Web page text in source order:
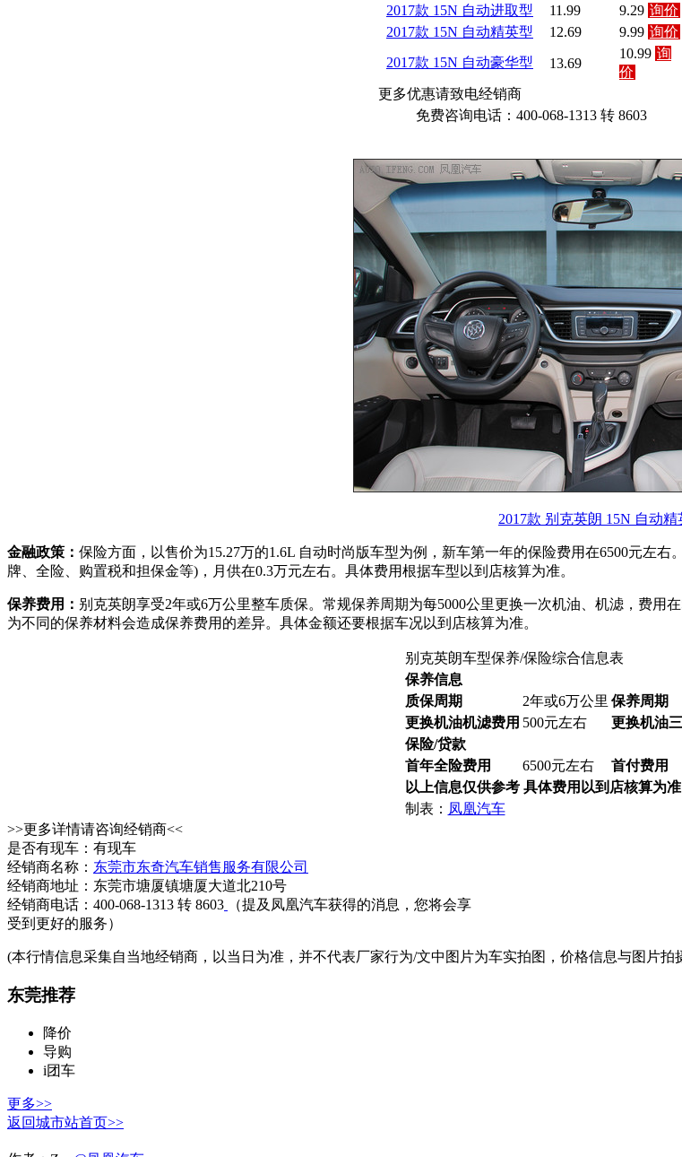
2017款 15N 自动进取型
11.99 9.29 询价
2017款 15N 自动精英型
12.69 9.99 询价
2017款 15N 自动豪华型
13.69
10.99 询
价
更多优惠请致电经销商
免费咨询电话：400-068-1313 转 8603
2017款 别克英朗 15N 自动精
金融政策： 保险方面，以售价为15.27万的1.6L 自动时尚版车型为例，新车第一年的保险费用在6500元左
牌、全险、购置税和担保金等)，月供在0.3万元左右。具体费用根据车型以到店核算为准。
保养费用： 别克英朗享受2年或6万公里整车质保。常规保养周期为每5000公里更换一次机油、机滤，费用
为不同的保养材料会造成保养费用的差异。具体金额还要根据车况以到店核算为准。
别克英朗车型保养/保险综合信息表
保养信息
质保周期
2年或6万公里 保养周期
更换机油机滤费用 500元左右 更换机油
保险/贷款
首年全险费用
6500元左右 首付费用
以上信息仅供参考 具体费用以到店核算为准
制表： 凤凰汽车
>>更多详情请咨询经销商<<
是否有现车：有现车
经销商名称： 东莞市东奇汽车销售服务有限公司
经销商地址：东莞市塘厦镇塘厦大道北210号
经销商电话：400-068-1313 转 8603
（提及凤凰汽车获得的消息，您将会享
受到更好的服务）
(本行情信息采集自当地经销商，以当日为准，并不代表厂家行为/文中图片为车实拍图，价格信息与图片拍
东莞推荐
降价
导购
i团车
更多>>
返回城市站首页>>